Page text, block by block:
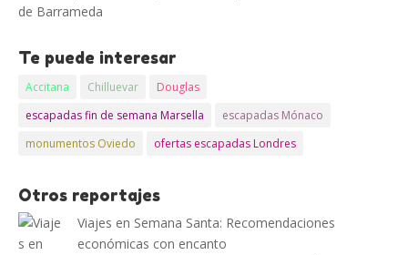
de Barrameda
Te puede interesar
Accitana Chilluevar
Douglas
escapadas fin de semana Marsella
escapadas Mónaco
monumentos Oviedo
ofertas escapadas Londres
Otros reportajes
Viajes en Semana Santa: Recomendaciones
económicas con encanto